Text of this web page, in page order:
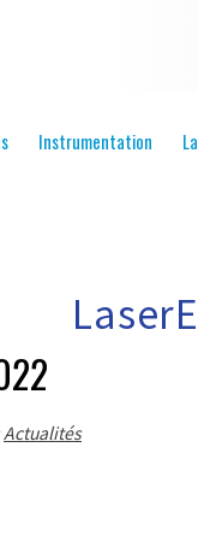
Instrumentation
Actualités